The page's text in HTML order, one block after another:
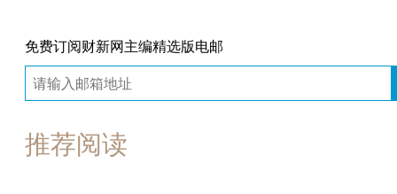
免费订阅财新网主编精选版电邮
推荐阅读